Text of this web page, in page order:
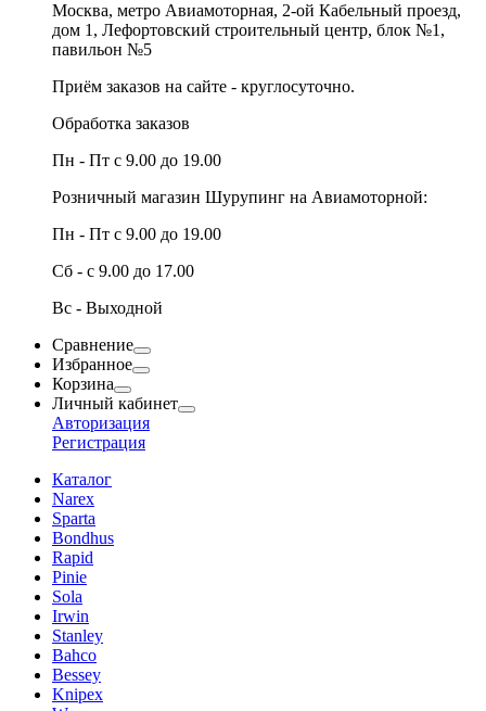
Москва, метро Авиамоторная, 2-ой Кабельный проезд,
дом 1, Лефортовский строительный центр, блок №1,
павильон №5
Приём заказов на сайте - круглосуточно.
Обработка заказов
Пн - Пт с 9.00 до 19.00
Розничный магазин Шурупинг на Авиамоторной:
Пн - Пт с 9.00 до 19.00
Сб - с 9.00 до 17.00
Вс - Выходной
Сравнение
Избранное
Корзина
Личный кабинет
Авторизация
Регистрация
Каталог
Narex
Sparta
Bondhus
Rapid
Pinie
Sola
Irwin
Stanley
Bahco
Bessey
Knipex